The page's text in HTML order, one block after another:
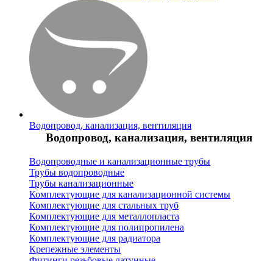
Водопровод, канализация, вентиляция
Водопровод, канализация, вентиляция
Водопроводные и канализационные трубы
Трубы водопроводные
Трубы канализационные
Комплектующие для канализационной системы
Комплектующие для стальных труб
Комплектующие для металлопласта
Комплектующие для полипропилена
Комплектующие для радиатора
Крепежные элементы